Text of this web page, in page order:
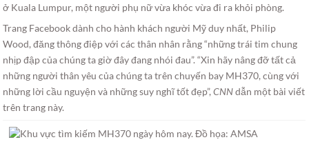
ở Kuala Lumpur, một người phụ nữ vừa khóc vừa đi ra khỏi phòng.
Trang Facebook dành cho hành khách người Mỹ duy nhất, Philip
Wood, đăng thông điệp với các thân nhân rằng “những trái tim chung
nhịp đập của chúng ta giờ đây đang nhói đau”. “Xin hãy nâng đỡ tất cả
những người thân yêu của chúng ta trên chuyến bay MH370, cùng với
những lời cầu nguyện và những suy nghĩ tốt đẹp”,CNNdẫn một bài viết
trên trang này.